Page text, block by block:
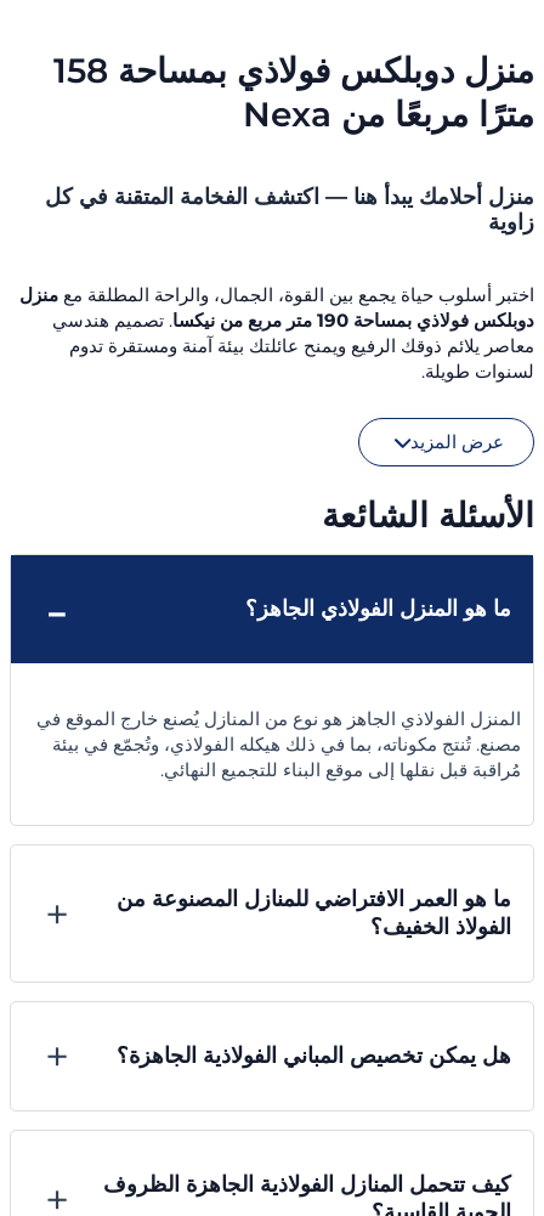
منزل دوبلكس فولاذي بمساحة 158
مترًا مربعًا من Nexa
منزل أحلامك يبدأ هنا — اكتشف الفخامة المتقنة في كل
زاوية
اختبر أسلوب حياة يجمع بين القوة، الجمال، والراحة المطلقة مع منزل
دوبلكس فولاذي بمساحة 190 متر مربع من نيكسا
. تصميم هندسي
معاصر يلائم ذوقك الرفيع ويمنح عائلتك بيئة آمنة ومستقرة تدوم
لسنوات طويلة.
مزايا استثنائية تجعل نيكسا خيارك الأول:
هيكل فولاذي قوي مقاوم للزلازل والعوامل الجوية.
عزل حراري وصوتي متطور يحافظ على الراحة في كل الفصول.
هذه المنازل بمرونتها في التركيب وتكلفتها المنخفضة مقارنة بالبناء
التقليدي بالخرسانة.
التصميم، لنضمن عزلًا حراريًا وصوتيًا فائق الجودة، مع القضاء على
التحديات المرتبطة بالتضاريس أو الظروف المناخية القاسية. تُصمَّم
عليه فريقنا المتخصص بخبرة ودقة متناهية.
استثمر في منزل يجسد الطمأنينة والرقي في آنٍ واحد. سواء كنت
بخطوات واثقة.
عرض المزيد
الأسئلة الشائعة
ما هو المنزل الفولاذي الجاهز؟ -
المنزل الفولاذي الجاهز هو نوع من المنازل يُصنع خارج الموقع في
مصنع. تُنتج مكوناته، بما في ذلك هيكله الفولاذي، وتُجمّع في بيئة
مُراقبة قبل نقلها إلى موقع البناء للتجميع النهائي.
ما هو العمر الافتراضي للمنازل المصنوعة من
الفولاذ الخفيف؟
+
هل يمكن تخصيص المباني الفولاذية الجاهزة؟ +
كيف تتحمل المنازل الفولاذية الجاهزة الظروف
+